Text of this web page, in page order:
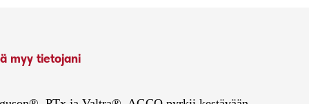
myy tietojani